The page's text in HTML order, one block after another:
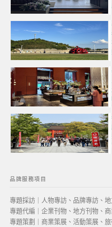
品牌服務項目
專題採訪｜人物專訪、品牌專訪、
專題代編｜企業刊物、地方刊物、
專題策劃｜商業策展、活動策展、